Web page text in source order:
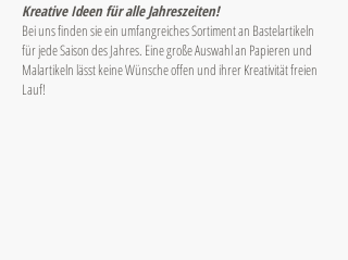
Kreative Ideen für alle Jahreszeiten!
Bei uns finden sie ein umfangreiches Sortiment an Bastelartikeln
für jede Saison des Jahres. Eine große Auswahl an Papieren und
Malartikeln lässt keine Wünsche offen und ihrer Kreativität freien
Lauf!